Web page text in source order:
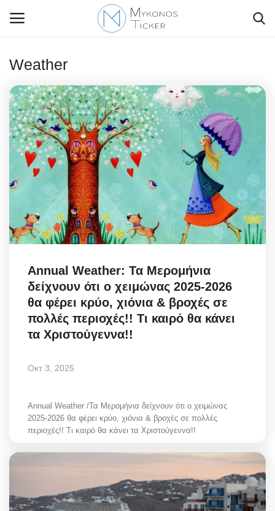
Contact Us
Politique
Business
Travel
World
Greece
Entertainment
Mykonos Ticker TV
Health
Weather
Annual Weather: Τα Μερομήνια
δείχνουν ότι ο χειμώνας 2025-2026
θα φέρει κρύο, χιόνια & βροχές σε
πολλές περιοχές!! Τι καιρό θα κάνει
τα Χριστούγεννα!!
Οκτ 3, 2025
Annual Weather /Τα Μερομήνια δείχνουν ότι ο χειμώνας
2025-2026 θα φέρει κρύο, χιόνια & βροχές σε πολλές
περιοχές!! Τι καιρό θα κάνει τα Χριστούγεννα!!